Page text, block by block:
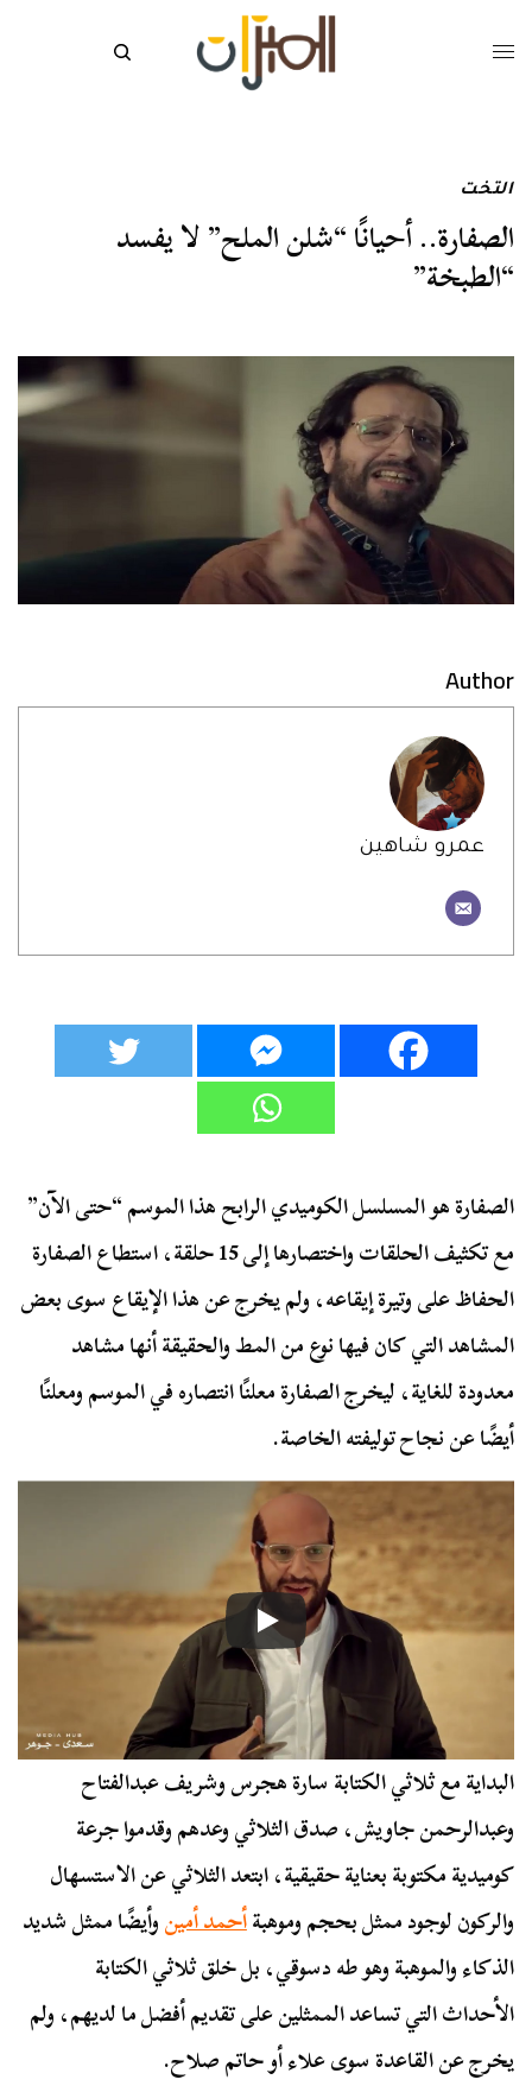
التخت
الصفارة.. أحيانًا “شلن الملح” لا يفسد
“الطبخة”
Author
عمرو شاهين
الصفارة هو المسلسل الكوميدي الرابح هذا الموسم “حتى الآن”
مع تكثيف الحلقات واختصارها إلى 15 حلقة، استطاع الصفارة
الحفاظ على وتيرة إيقاعه، ولم يخرج عن هذا الإيقاع سوى بعض
المشاهد التي كان فيها نوع من المط والحقيقة أنها مشاهد
معدودة للغاية، ليخرج الصفارة معلنًا انتصاره في الموسم ومعلنًا
أيضًا عن نجاح توليفته الخاصة.
البداية مع ثلاثي الكتابة سارة هجرس وشريف عبدالفتاح
وعبدالرحمن جاويش، صدق الثلاثي وعدهم وقدموا جرعة
كوميدية مكتوبة بعناية حقيقية، ابتعد الثلاثي عن الاستسهال
والركون لوجود ممثل بحجم وموهبةأحمد أمينوأيضًا ممثل شديد
الذكاء والموهبة وهو طه دسوقي، بل خلق ثلاثي الكتابة
الأحداث التي تساعد الممثلين على تقديم أفضل ما لديهم، ولم
يخرج عن القاعدة سوى علاء أو حاتم صلاح.